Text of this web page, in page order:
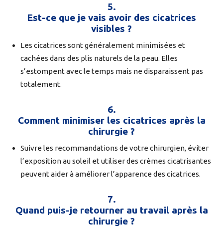
5.
Est-ce que je vais avoir des cicatrices
visibles ?
Les cicatrices sont généralement minimisées et
cachées dans des plis naturels de la peau. Elles
s’estompent avec le temps mais ne disparaissent pas
totalement.
6.
Comment minimiser les cicatrices après la
chirurgie ?
Suivre les recommandations de votre chirurgien, éviter
l’exposition au soleil et utiliser des crèmes cicatrisantes
peuvent aider à améliorer l’apparence des cicatrices.
7.
Quand puis-je retourner au travail après la
chirurgie ?